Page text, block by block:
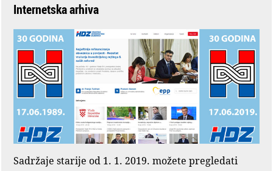
Internetska arhiva
Sadržaje starije od 1. 1. 2019. možete pregledati